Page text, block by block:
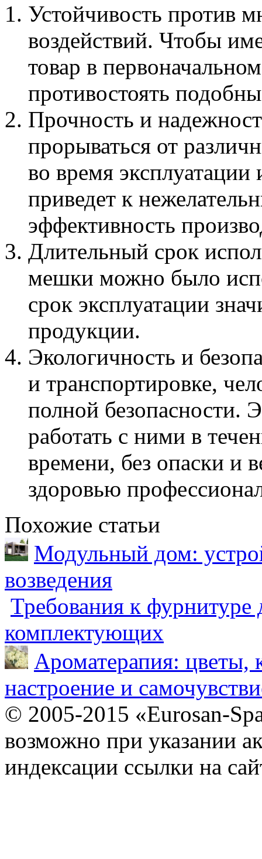
Устойчивость против
воздействий. Чтобы
товар в
противостоять
Прочность и
прорываться от
во время
приведет к
эффективность
Длительный срок
мешки можно было
срок эксплуатации
продукции.
Экологичность и
и транспортировке,
полной безопасности.
работать с ними в
времени, без опаски и
здоровью
Похожие статьи
Модульный дом:
возведения
Требования к фурнитуре
комплектующих
Ароматерапия: цветы,
настроение и
© 2005-2015 «Eurosan-
возможно при указании
индексации ссылки на